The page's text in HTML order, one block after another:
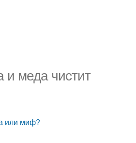
и меда чистит
или миф?